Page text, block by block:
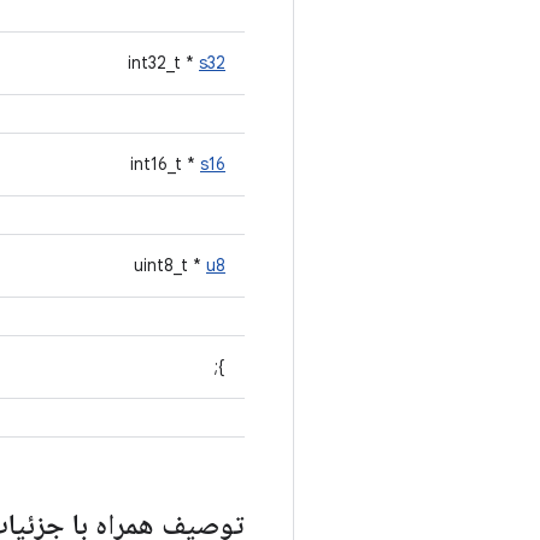
int32_t * s32
int16_t * s16
uint8_t * u8
};
توصیف همراه با